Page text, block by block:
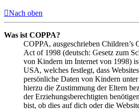
Nach oben
Was ist COPPA?
COPPA, ausgeschrieben Children’s
Act of 1998 (deutsch: Gesetz zum
von Kindern im Internet von 1998)
USA, welches festlegt, dass
persönliche Daten von Kindern unter
hierzu die Zustimmung der Eltern
der Erziehungsberechtigten
bist, ob dies auf dich oder die